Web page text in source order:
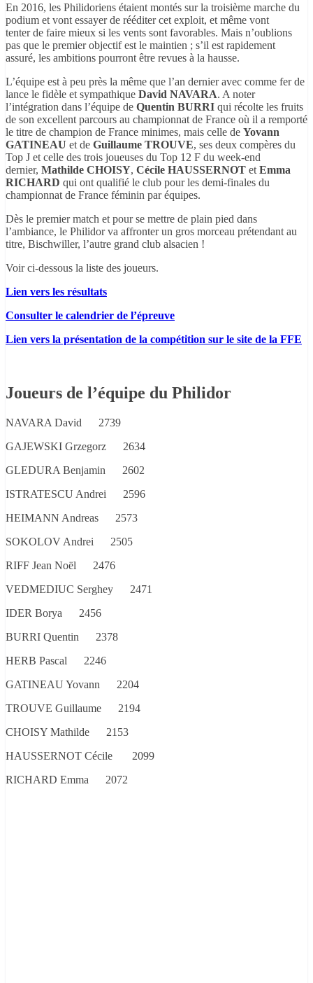
En 2016, les Philidoriens étaient montés sur la troisième marche du
podium et vont essayer de rééditer cet exploit, et même vont
tenter de faire mieux si les vents sont favorables. Mais n’oublions
pas que le premier objectif est le maintien ; s’il est rapidement
assuré, les ambitions pourront être revues à la hausse.
L’équipe est à peu près la même que l’an dernier avec comme fer de
lance le fidèle et sympathique David NAVARA. A noter
l’intégration dans l’équipe de Quentin BURRI qui récolte les fruits
de son excellent parcours au championnat de France où il a remporté
le titre de champion de France minimes, mais celle de Yovann
GATINEAU et de Guillaume TROUVE, ses deux compères du
Top J et celle des trois joueuses du Top 12 F du week-end
dernier, Mathilde CHOISY, Cécile HAUSSERNOT et Emma
RICHARD qui ont qualifié le club pour les demi-finales du
championnat de France féminin par équipes.
Dès le premier match et pour se mettre de plain pied dans
l’ambiance, le Philidor va affronter un gros morceau prétendant au
titre, Bischwiller, l’autre grand club alsacien !
Voir ci-dessous la liste des joueurs.
Lien vers les résultats
Consulter le calendrier de l’épreuve
Lien vers la présentation de la compétition sur le site de la FFE
Joueurs de l’équipe du Philidor
NAVARA David 2739
GAJEWSKI Grzegorz 2634
GLEDURA Benjamin 2602
ISTRATESCU Andrei 2596
HEIMANN Andreas 2573
SOKOLOV Andrei 2505
RIFF Jean Noël 2476
VEDMEDIUC Serghey 2471
IDER Borya 2456
BURRI Quentin 2378
HERB Pascal 2246
GATINEAU Yovann 2204
TROUVE Guillaume 2194
CHOISY Mathilde 2153
HAUSSERNOT Cécile 2099
RICHARD Emma 2072